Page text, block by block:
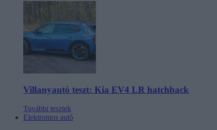
Villanyautó teszt: Kia EV4 LR hatchback
További tesztek
Elektromos autó